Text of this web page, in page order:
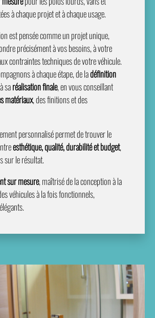
à chaque projet et à chaque usage.
est pensée comme un projet unique,
précisément à vos besoins, à votre
contraintes techniques de votre véhicule.
à chaque étape, de ladéfinition
saréalisation finale, en vous conseillant
matériaux, des finitions et des
personnalisé permet de trouver le
esthétique, qualité, durabilité et budget,
sur le résultat.
sur mesure, maîtrisé de la conception à la
véhicules à la fois fonctionnels,